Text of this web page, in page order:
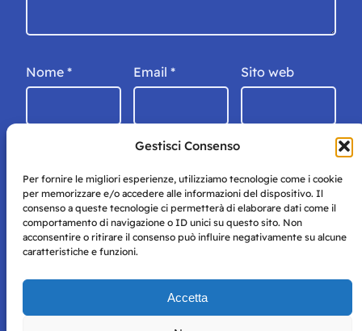
Gestisci Consenso
Per fornire le migliori esperienze, utilizziamo tecnologie come i cookie
per memorizzare e/o accedere alle informazioni del dispositivo. Il
consenso a queste tecnologie ci permetterà di elaborare dati come il
comportamento di navigazione o ID unici su questo sito. Non
acconsentire o ritirare il consenso può influire negativamente su alcune
caratteristiche e funzioni.
Accetta
Nome * Email * Sito web
Storie di Napoli è una testata registrata presso il tribunale di